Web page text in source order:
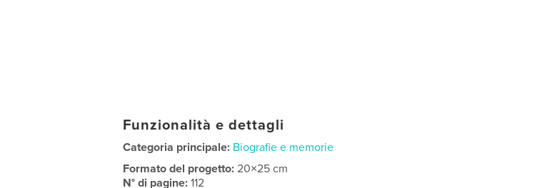
Funzionalità e dettagli
Categoria principale: Biografie e memorie
Formato del progetto:20×25 cm
N° di pagine:112